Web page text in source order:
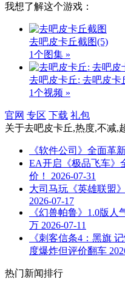
我想了解这个游戏：
去吧皮卡丘截图(5)
1个图集 »
去吧皮卡丘: 去吧皮
1个视频 »
官网 专区 下载 礼包
关于去吧皮卡丘,热度,不减,
《软件公司》全面革
EA开启《极品飞车》
价！
2026-07-31
大司马玩《英雄联盟
2026-07-17
《幻兽帕鲁》1.0版人
万 2026-07-11
《刺客信条4：黑旗
度爆炸但评价翻车
热门新闻排行